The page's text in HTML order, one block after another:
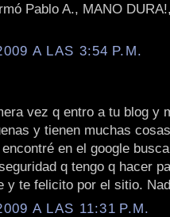
Pablo A., MANO
A LAS 3:54 P.M.
vez q entro a tu blog y
y tienen muchas
en el google
q tengo q hacer
y te felicito por el sitio.
A LAS 11:31 P.M.